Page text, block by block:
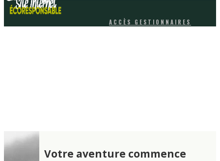
ACCÈS GESTIONNAIRES
Votre aventure commence